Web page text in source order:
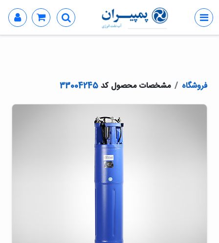
فروشگاه مشخصات محصول کد33004245